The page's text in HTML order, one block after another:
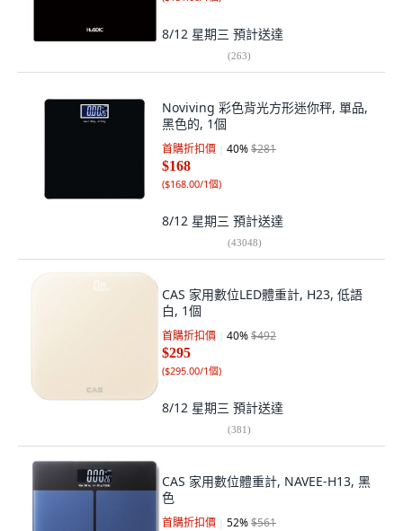
8/12 星期三 預計送達
(263)
Noviving 彩色背光方形迷你秤, 單品,
黑色的, 1個
首購折扣價 40%$281
$168
($168.00/1個)
8/12 星期三 預計送達
(43048)
CAS 家用數位LED體重計, H23, 低語
白, 1個
首購折扣價 40%$492
$295
($295.00/1個)
8/12 星期三 預計送達
(381)
CAS 家用數位體重計, NAVEE-H13, 黑
色
首購折扣價 52%$561